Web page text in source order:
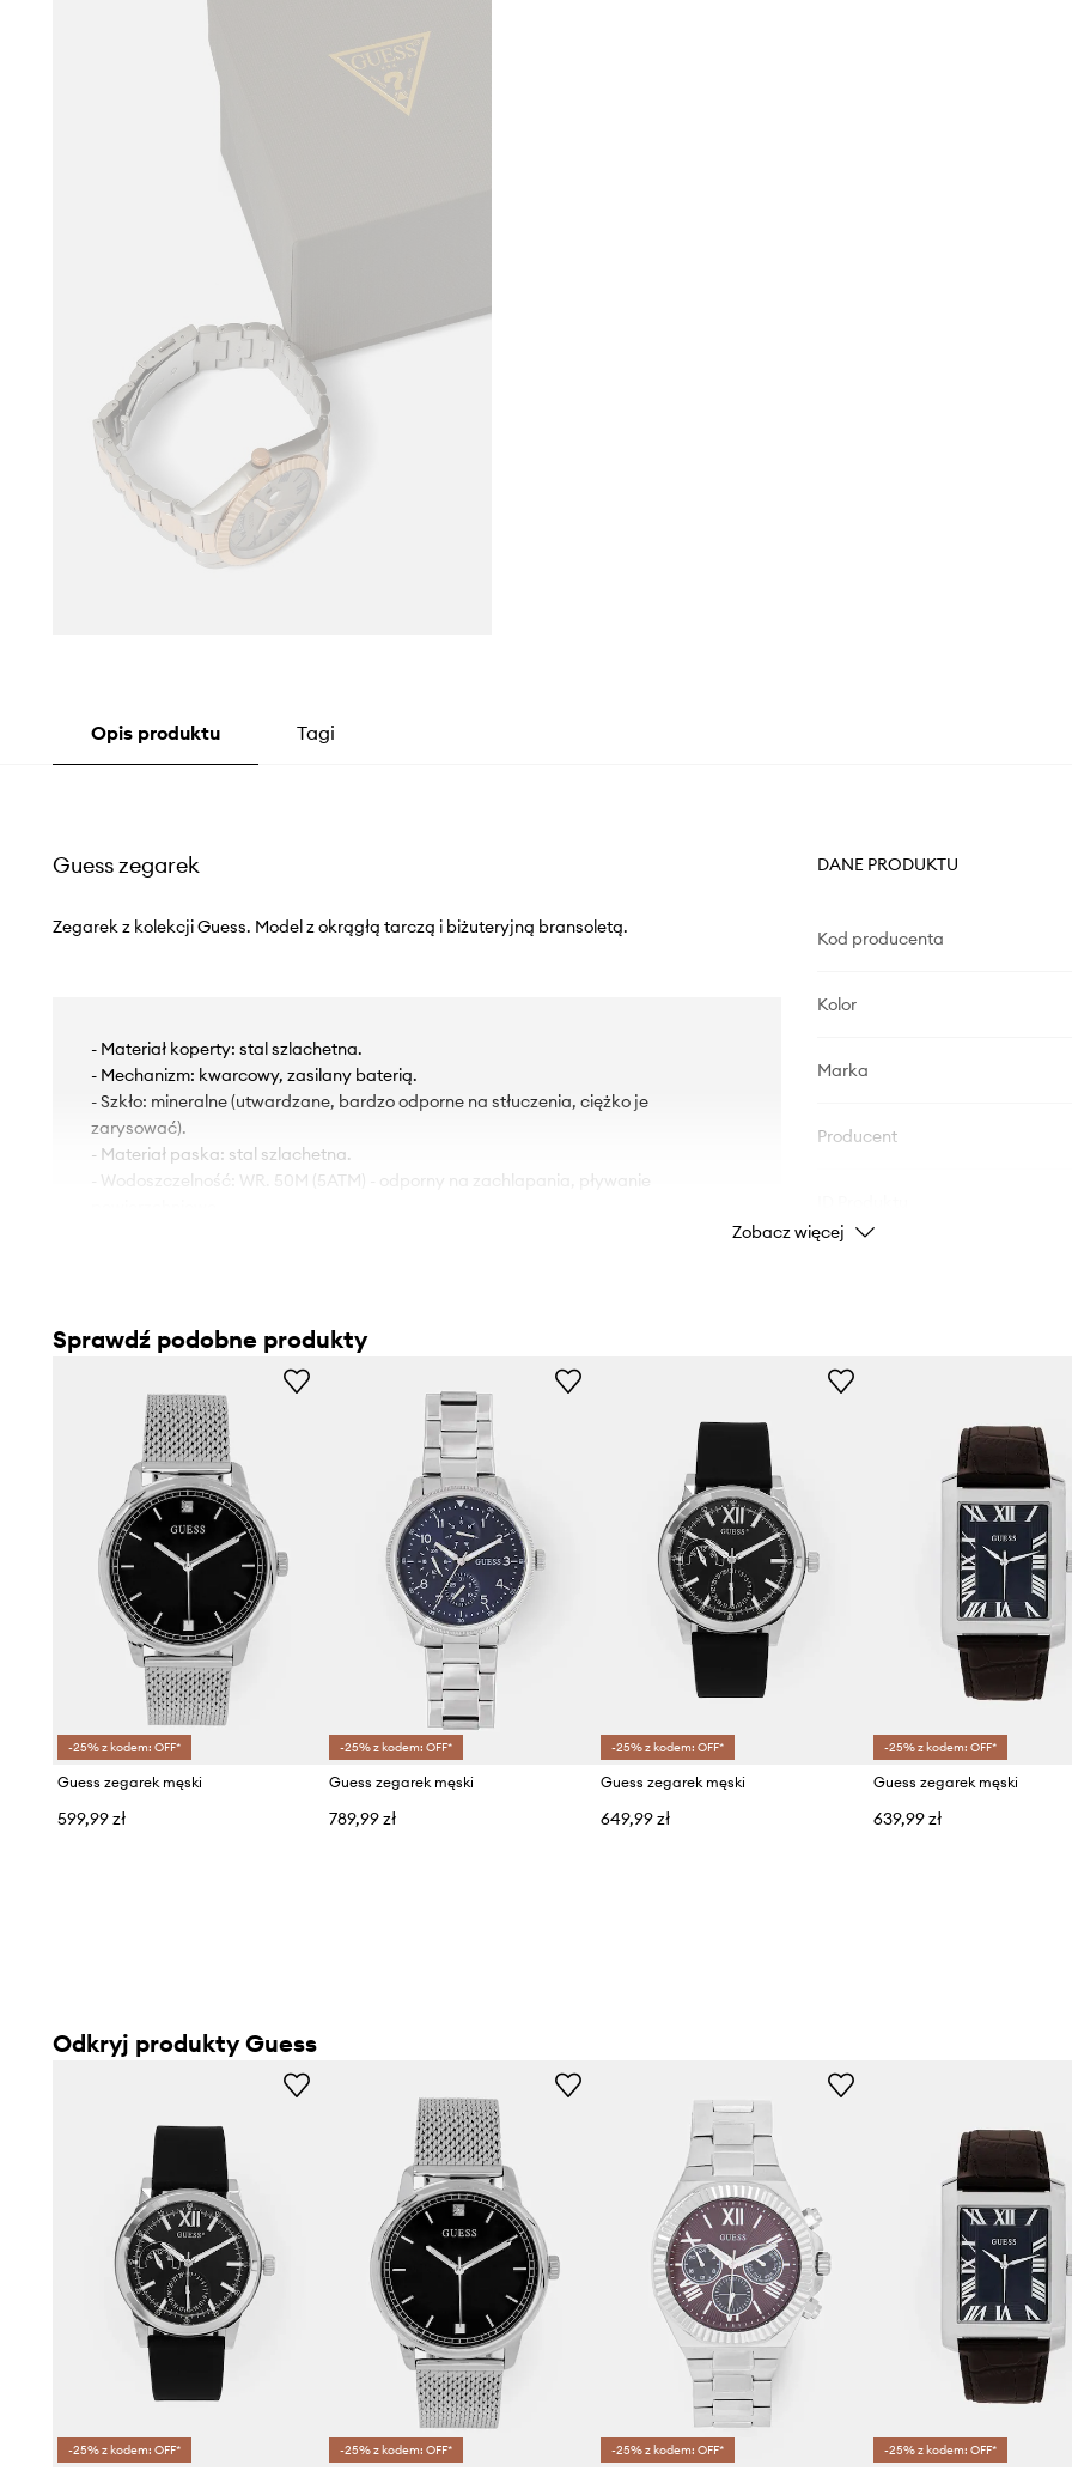
Opis produktu Tagi
Guess zegarek
Zegarek z kolekcji Guess. Model z okrągłą tarczą i biżuteryjną bransoletą.
- Materiał koperty: stal szlachetna.
- Mechanizm: kwarcowy, zasilany baterią.
- Szkło: mineralne (utwardzane, bardzo odporne na stłuczenia, ciężko je
zarysować).
- Materiał paska: stal szlachetna.
- Wodoszczelność: WR. 50M (5ATM) - odporny na zachlapania, pływanie
- Szerokość koperty: 31 mm.
DANE PRODUKTU
Kod producenta
Kolor
Marka
Producent
Zobacz więcej
Sprawdź podobne produkty
-25% z kodem: OFF*
Guess zegarek męski
599,99 zł
-25% z kodem: OFF*
Guess zegarek męski
789,99 zł
-25% z kodem: OFF*
Guess zegarek męski
649,99 zł
-25% z kodem: OFF*
Guess zegarek męski
639,99 zł
Odkryj produkty Guess
-25% z kodem: OFF* -25% z kodem: OFF* -25% z kodem: OFF* -25% z kodem: OFF*